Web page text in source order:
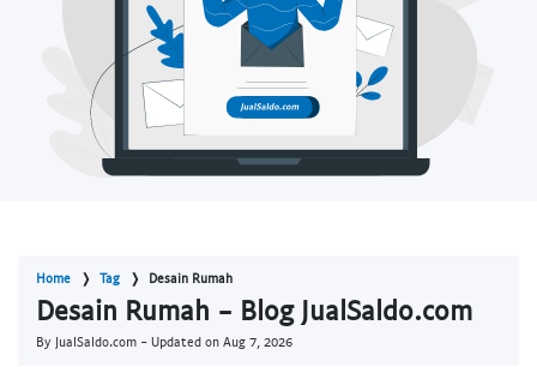
Home Tag Desain Rumah
Desain Rumah - Blog JualSaldo.com
By JualSaldo.com - Updated on Aug 7, 2026